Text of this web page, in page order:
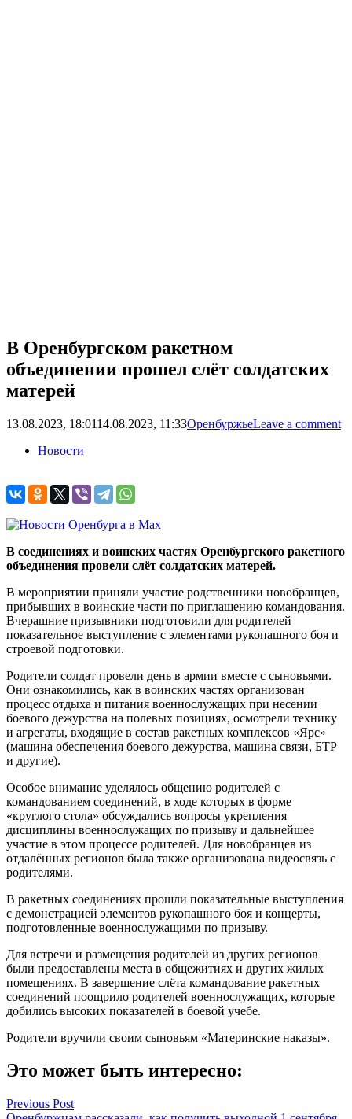
В Оренбургском ракетном
объединении прошел слёт солдатских
матерей
13.08.2023, 18:0114.08.2023, 11:33ОренбуржьеLeave a comment
Новости
В соединениях и воинских частях Оренбургского ракетного
объединения провели слёт солдатских матерей.
В мероприятии приняли участие родственники новобранцев,
прибывших в воинские части по приглашению командования.
Вчерашние призывники подготовили для родителей
показательное выступление с элементами рукопашного боя и
строевой подготовки.
Родители солдат провели день в армии вместе с сыновьями.
Они ознакомились, как в воинских частях организован
процесс отдыха и питания военнослужащих при несении
боевого дежурства на полевых позициях, осмотрели технику
и агрегаты, входящие в состав ракетных комплексов «Ярс»
(машина обеспечения боевого дежурства, машина связи, БТР
и другие).
Особое внимание уделялось общению родителей с
командованием соединений, в ходе которых в форме
«круглого стола» обсуждались вопросы укрепления
дисциплины военнослужащих по призыву и дальнейшее
участие в этом процессе родителей. Для новобранцев из
отдалённых регионов была также организована видеосвязь с
родителями.
В ракетных соединениях прошли показательные выступления
с демонстрацией элементов рукопашного боя и концерты,
подготовленные военнослужащими по призыву.
Для встречи и размещения родителей из других регионов
были предоставлены места в общежитиях и других жилых
помещениях. В завершение слёта командование ракетных
соединений поощрило родителей военнослужащих, которые
добились высоких показателей в боевой учебе.
Родители вручили своим сыновьям «Материнские наказы».
Это может быть интересно:
Навигация
Previous Post